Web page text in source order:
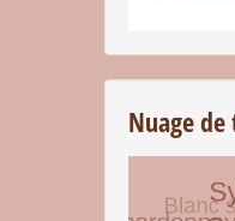
Nuage de